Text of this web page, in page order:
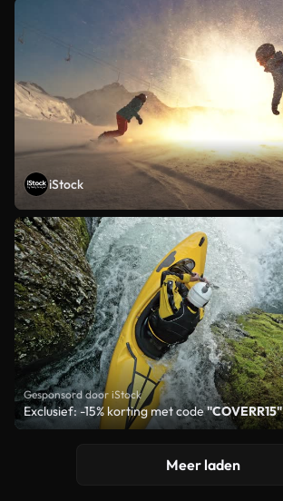
iStock
Gesponsord door iStock
Exclusief: -15% korting met code"COVERR15"
Meer laden